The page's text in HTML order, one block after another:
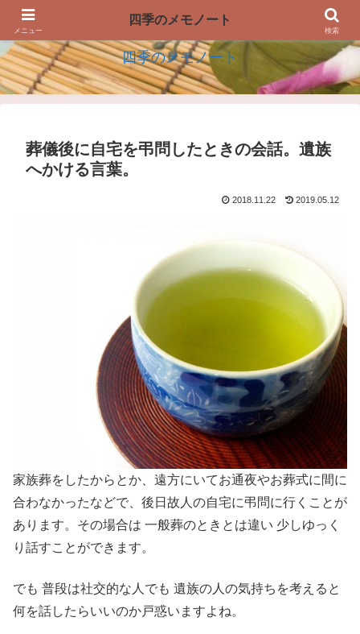
四季の生活を楽しむアイデアのメモノート
四季のメモノート
葬儀後に自宅を弔問したときの会話。遺族
へかける言葉。
2018.11.22 2019.05.12
家族葬をしたからとか、遠方にいてお通夜やお葬式に間に
合わなかったなどで、後日故人の自宅に弔問に行くことが
あります。その場合は 一般葬のときとは違い 少しゆっく
り話すことができます。
でも 普段は社交的な人でも 遺族の人の気持ちを考えると
何を話したらいいのか戸惑いますよね。
メニュー
四季のメモノート
検索